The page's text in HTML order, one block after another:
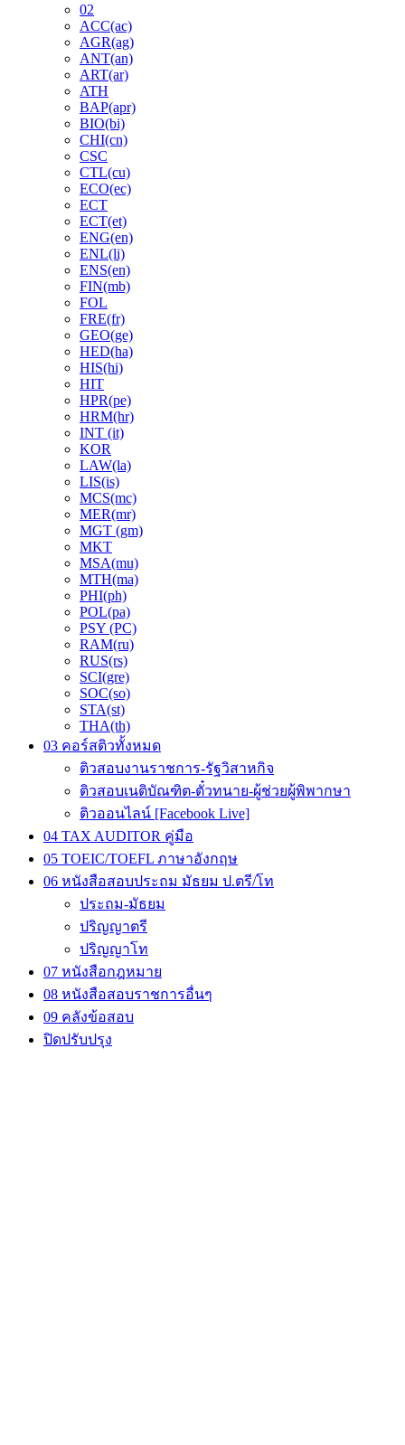
02
ACC(ac)
AGR(ag)
ANT(an)
ART(ar)
ATH
BAP(apr)
BIO(bi)
CHI(cn)
CSC
CTL(cu)
ECO(ec)
ECT
ECT(et)
ENG(en)
ENL(li)
ENS(en)
FIN(mb)
FOL
FRE(fr)
GEO(ge)
HED(ha)
HIS(hi)
HIT
HPR(pe)
HRM(hr)
INT (it)
KOR
LAW(la)
LIS(is)
MCS(mc)
MER(mr)
MGT (gm)
MKT
MSA(mu)
MTH(ma)
PHI(ph)
POL(pa)
PSY (PC)
RAM(ru)
RUS(rs)
SCI(gre)
SOC(so)
STA(st)
THA(th)
03 คอร์สติวทั้งหมด
ติวสอบงานราชการ-รัฐวิสาหกิจ
ติวสอบเนติบัณฑิต-ตั๋วทนาย-ผู้ช่วยผู้พิพากษา
ติวออนไลน์ [Facebook Live]
04 TAX AUDITOR คู่มือ
05 TOEIC/TOEFL ภาษาอังกฤษ
06 หนังสือสอบประถม มัธยม ป.ตรี/โท
ประถม-มัธยม
ปริญญาตรี
ปริญญาโท
07 หนังสือกฎหมาย
08 หนังสือสอบราชการอื่นๆ
09 คลังข้อสอบ
ปิดปรับปรุง